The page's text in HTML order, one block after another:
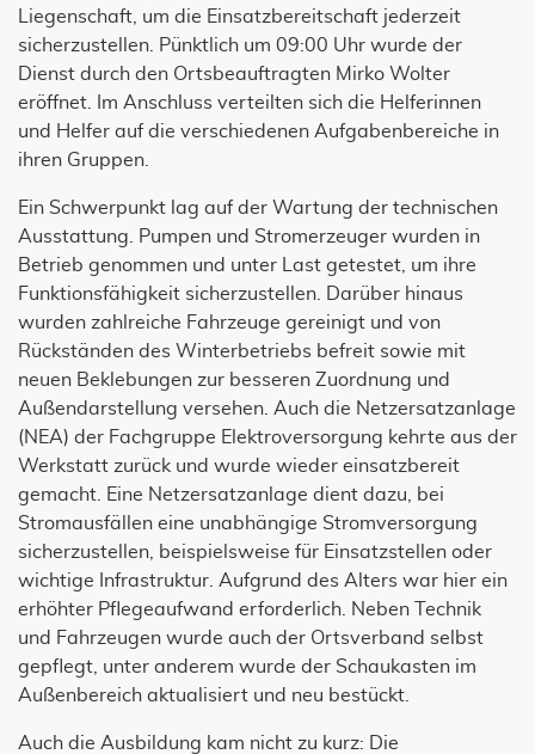
Liegenschaft, um die Einsatzbereitschaft jederzeit
sicherzustellen. Pünktlich um 09:00 Uhr wurde der
Dienst durch den Ortsbeauftragten Mirko Wolter
eröffnet. Im Anschluss verteilten sich die Helferinnen
und Helfer auf die verschiedenen Aufgabenbereiche in
ihren Gruppen.
Ein Schwerpunkt lag auf der Wartung der technischen
Ausstattung. Pumpen und Stromerzeuger wurden in
Betrieb genommen und unter Last getestet, um ihre
Funktionsfähigkeit sicherzustellen. Darüber hinaus
wurden zahlreiche Fahrzeuge gereinigt und von
Rückständen des Winterbetriebs befreit sowie mit
neuen Beklebungen zur besseren Zuordnung und
Außendarstellung versehen. Auch die Netzersatzanlage
(NEA) der Fachgruppe Elektroversorgung kehrte aus der
Werkstatt zurück und wurde wieder einsatzbereit
gemacht. Eine Netzersatzanlage dient dazu, bei
Stromausfällen eine unabhängige Stromversorgung
sicherzustellen, beispielsweise für Einsatzstellen oder
wichtige Infrastruktur. Aufgrund des Alters war hier ein
erhöhter Pflegeaufwand erforderlich. Neben Technik
und Fahrzeugen wurde auch der Ortsverband selbst
gepflegt, unter anderem wurde der Schaukasten im
Außenbereich aktualisiert und neu bestückt.
Auch die Ausbildung kam nicht zu kurz: Die